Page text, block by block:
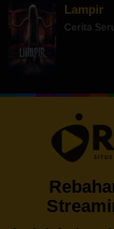
Lampir
Cerita